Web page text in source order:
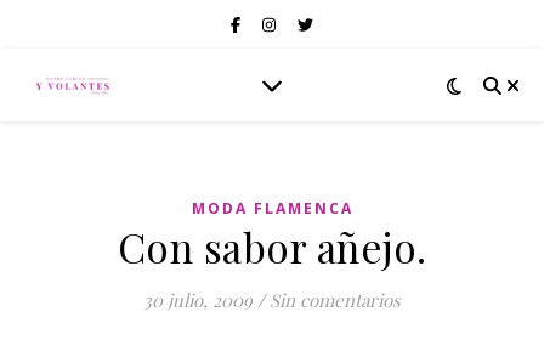
MODA FLAMENCA
Con sabor añejo.
30 julio, 2009 / Sin comentarios